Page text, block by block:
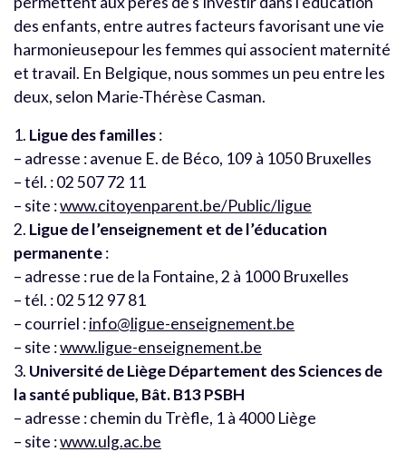
des enfants, entre autres facteurs favorisant une vie
harmonieusepour les femmes qui associent maternité
et travail. En Belgique, nous sommes un peu entre les
deux, selon Marie-Thérèse Casman.
1. Ligue des familles:
– adresse : avenue E. de Béco, 109 à 1050 Bruxelles
– tél. : 02 507 72 11
– site :www.citoyenparent.be/Public/ligue
2. Ligue de l’enseignement et de l’éducation
permanente:
– adresse : rue de la Fontaine, 2 à 1000 Bruxelles
– tél. : 02 512 97 81
– courriel :info@ligue-enseignement.be
– site :www.ligue-enseignement.be
3. Université de Liège Département des Sciences de
la santé publique, Bât. B13 PSBH
– adresse : chemin du Trèfle, 1 à 4000 Liège
– site :www.ulg.ac.be